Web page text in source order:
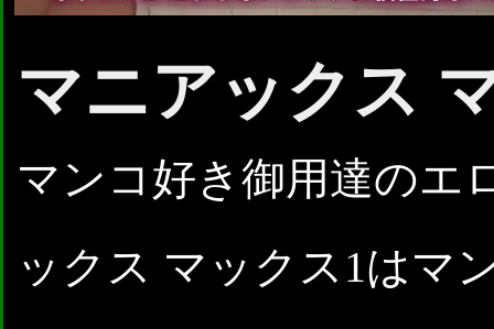
マニアックス
マンコ好き御用達のエ
ックス マックス1はマ